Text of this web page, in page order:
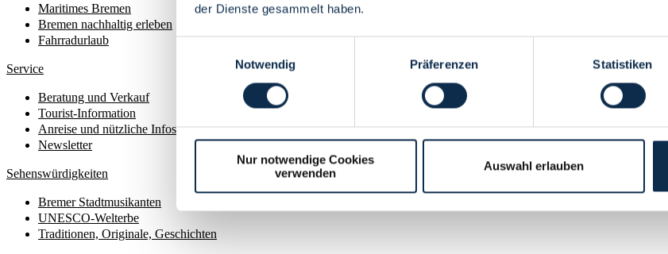
der Dienste gesammelt haben.
Notwendig
Präferenzen Statistiken
Nur notwendige Cookies
verwenden
Auswahl erlauben
Maritimes Bremen
Bremen nachhaltig erleben
Fahrradurlaub
Service
Beratung und Verkauf
Tourist-Information
Anreise und nützliche Infos
Newsletter
Sehenswürdigkeiten
Bremer Stadtmusikanten
UNESCO-Welterbe
Traditionen, Originale, Geschichten